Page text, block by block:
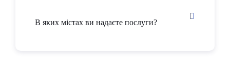
резерв клієнтом певного обсягу дискової пам’яті для
В яких містах ви надаєте послуги?